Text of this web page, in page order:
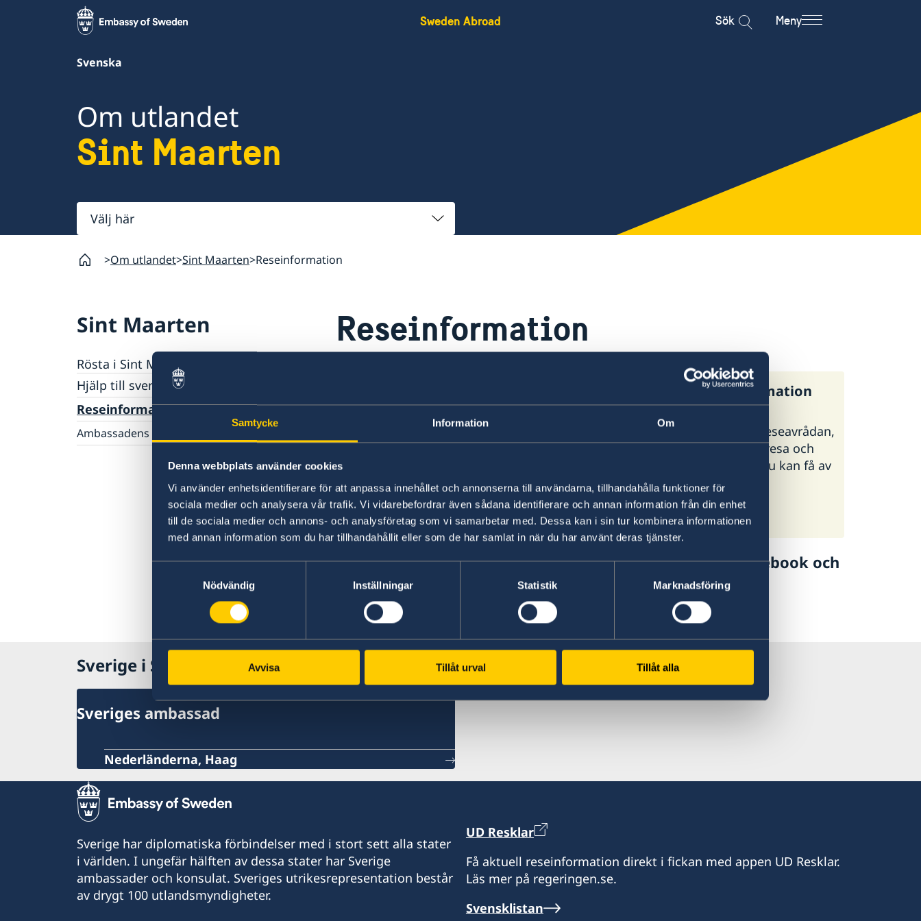
Samtycke Information Om
Denna webbplats använder cookies
Vi använder enhetsidentifierare för att anpassa innehållet och annonserna till användarna, tillhandahålla funktioner för
sociala medier och analysera vår trafik. Vi vidarebefordrar även sådana identifierare och annan information från din enhet
till de sociala medier och annons- och analysföretag som vi samarbetar med. Dessa kan i sin tur kombinera informationen
med annan information som du har tillhandahållit eller som de har samlat in när du har använt deras tjänster.
Nödvändig
Inställningar Statistik Marknadsföring
Avvisa Tillåt urval Tillåt alla
Sweden Abroad Sök Meny
Svenska
Om utlandet
Sint Maarten
Välj
här
Om utlandet Sint Maarten Reseinformation
Sint Maarten
Rösta i Sint Maarten
Hjälp till svenskar i Sint Maarten
Rösta i Sint Maarten
Akut hjälp
Larmcentraler
Pass utomlands
Reseinformation
Ambassadens reseinformation
Allmänna säkerhetsläget
Naturförhållanden och katastrofer
In- och utresebestämmelser
Hälso- och sjukvård
Lokala lagar och sedvänjor
Kriminalitet och personlig säkerhet
Reseinformation
Ambassadens reseinformation innehåller
landspecifik information och aktuella
händelser som kan påverka dig som är i
landet.
Ambassadens reseinformation –
Sint Maarten
UD:s generella reseinformation
På regeringen.se finns UD:s reseavrådan,
råd och tips inför din utlandsresa och
information om vilken hjälp du kan få av
UD i olika situationer.
UD:s reseinformation på
regeringen.se
Ladda ner appen UD Resklar
Ladda ner UD Resklar på Google Play
Ladda ner UD Resklar på iTunes
Följ UD Resklar på Facebook och
UD Resklar på Facebook
Sverige i Sint Maarten
Sveriges ambassad
Nederländerna, Haag
Sverige har diplomatiska förbindelser med i stort sett alla stater
i världen. I ungefär hälften av dessa stater har Sverige
ambassader och konsulat. Sveriges utrikesrepresentation består
av drygt 100 utlandsmyndigheter.
UD Resklar
Få aktuell reseinformation direkt i fickan med appen UD Resklar.
Läs mer på regeringen.se.
Svensklistan